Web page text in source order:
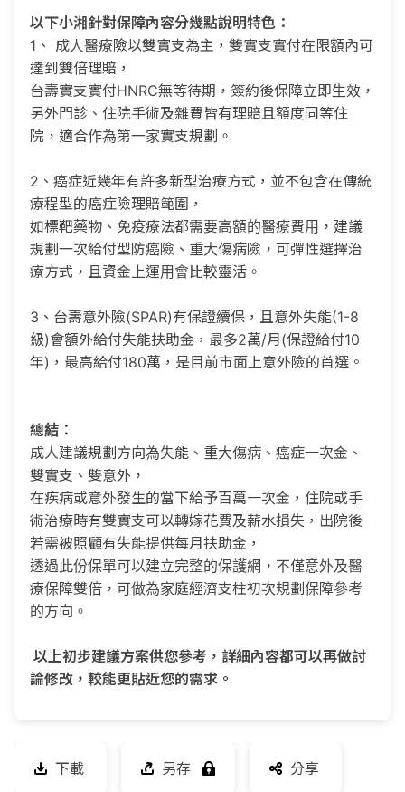
以下小湘針對保障內容分幾點說明特色：
1、 成人醫療險以雙實支為主，雙實支實付在限額內可
達到雙倍理賠，
台壽實支實付HNRC無等待期，簽約後保障立即生效，
另外門診、住院手術及雜費皆有理賠且額度同等住
院，適合作為第一家實支規劃。
2、癌症近幾年有許多新型治療方式，並不包含在傳統
療程型的癌症險理賠範圍，
如標靶藥物、免疫療法都需要高額的醫療費用，建議
規劃一次給付型防癌險、重大傷病險，可彈性選擇治
療方式，且資金上運用會比較靈活。
3、台壽意外險(SPAR)有保證續保，且意外失能(1-8
級)會額外給付失能扶助金，最多2萬/月(保證給付10
年)，最高給付180萬，是目前市面上意外險的首選。
總結：
成人建議規劃方向為失能、重大傷病、癌症一次金、
雙實支、雙意外，
在疾病或意外發生的當下給予百萬一次金，住院或手
術治療時有雙實支可以轉嫁花費及薪水損失，出院後
若需被照顧有失能提供每月扶助金，
透過此份保單可以建立完整的保護網，不僅意外及醫
療保障雙倍，可做為家庭經濟支柱初次規劃保障參考
的方向。
以上初步建議方案供您參考，詳細內容都可以再做討
論修改，較能更貼近您的需求。
下載 另存 分享